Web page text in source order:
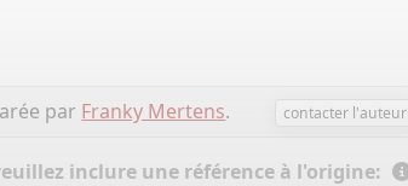
par Franky Mertens. contacter l'auteur
inclure une référence à l'origine: